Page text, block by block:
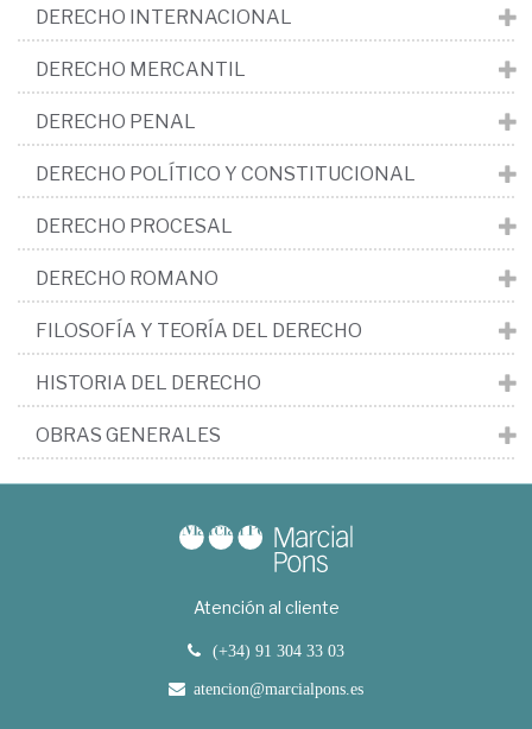
DERECHO INTERNACIONAL
DERECHO MERCANTIL
DERECHO PENAL
DERECHO POLÍTICO Y CONSTITUCIONAL
DERECHO PROCESAL
DERECHO ROMANO
FILOSOFÍA Y TEORÍA DEL DERECHO
HISTORIA DEL DERECHO
OBRAS GENERALES
Atención al cliente
(+34) 91 304 33 03
atencion@marcialpons.es